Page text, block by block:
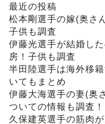
最近の投稿
松本剛選手の嫁(奥さ
子供も調査
伊藤光選手が結婚し
房！子供も調査
半田陸選手は海外移
いてもまとめ
伊藤大海選手の妻(奥
ついての情報も調査！
久保建英選手の筋肉